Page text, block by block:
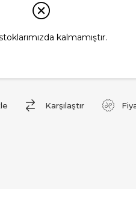
kalmamıştır.
Karşılaştır